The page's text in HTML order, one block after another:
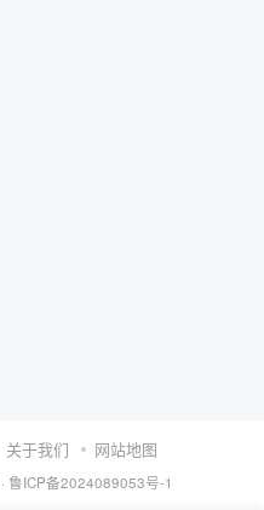
关于我们 网站地图
· 鲁ICP备2024089053号-1